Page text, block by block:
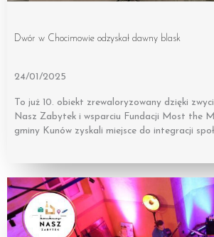
Dwór w Chocimowie odzyskał dawny blask
24/01/2025
To już 10. obiekt zrewaloryzowany dzięki
Nasz Zabytek i wsparciu Fundacji Most the
gminy Kunów zyskali miejsce do integracji